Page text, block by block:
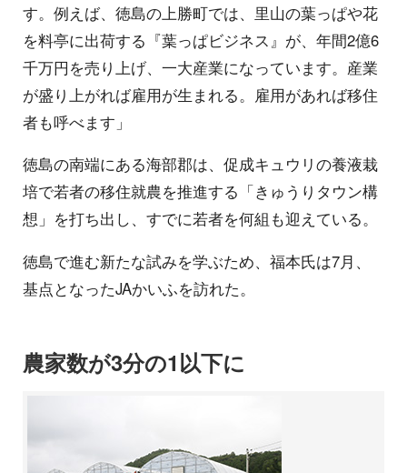
す。例えば、徳島の上勝町では、里山の葉っぱや花
を料亭に出荷する『葉っぱビジネス』が、年間2億6
千万円を売り上げ、一大産業になっています。産業
が盛り上がれば雇用が生まれる。雇用があれば移住
者も呼べます」
徳島の南端にある海部郡は、促成キュウリの養液栽
培で若者の移住就農を推進する「きゅうりタウン構
想」を打ち出し、すでに若者を何組も迎えている。
徳島で進む新たな試みを学ぶため、福本氏は7月、
基点となったJAかいふを訪れた。
農家数が3分の1以下に